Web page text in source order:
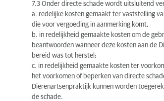
7.3 Onder directe schade wordt uitsluitend
a. redelijke kosten gemaakt ter vaststelling
die voor vergoeding in aanmerking komt,
b. in redelijkheid gemaakte kosten om de
beantwoorden wanneer deze kosten aan de
bereid was tot herstel;
c. in redelijkheid gemaakte kosten ter
het voorkomen of beperken van directe
Dierenartsenpraktijk kunnen worden
de schade.